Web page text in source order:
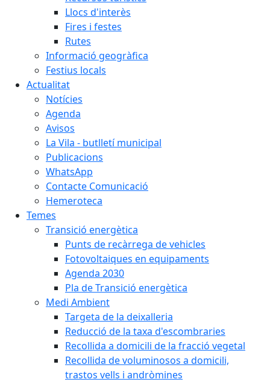
Llocs d'interès
Fires i festes
Rutes
Informació geogràfica
Festius locals
Actualitat
Notícies
Agenda
Avisos
La Vila - butlletí municipal
Publicacions
WhatsApp
Contacte Comunicació
Hemeroteca
Temes
Transició energètica
Punts de recàrrega de vehicles
Fotovoltaiques en equipaments
Agenda 2030
Pla de Transició energètica
Medi Ambient
Targeta de la deixalleria
Reducció de la taxa d'escombraries
Recollida a domicili de la fracció vegetal
Recollida de voluminosos a domicili,
trastos vells i andròmines